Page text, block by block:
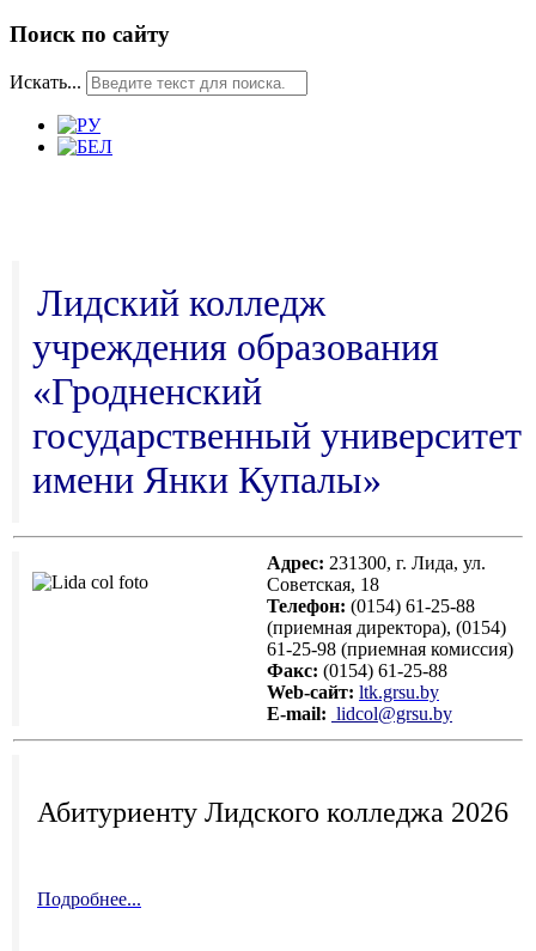
Поиск по сайту
Искать...
Лидский колледж
учреждения образования
«Гродненский
государственный университет
имени Янки Купалы»
Адрес: 231300, г. Лида, ул.
Советская, 18
Телефон: (0154) 61-25-88
(приемная директора), (0154)
61-25-98 (приемная комиссия)
Факс: (0154) 61-25-88
Web-сайт: ltk.grsu.by
Е-mail: lidcol@grsu.by
Абитуриенту Лидского колледжа 2026
Подробнее...